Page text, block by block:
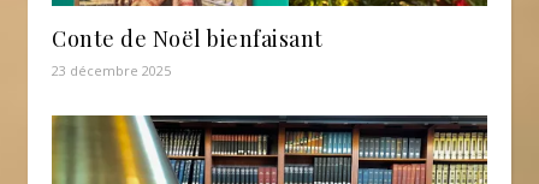
Conte de Noël bienfaisant
23 décembre 2025